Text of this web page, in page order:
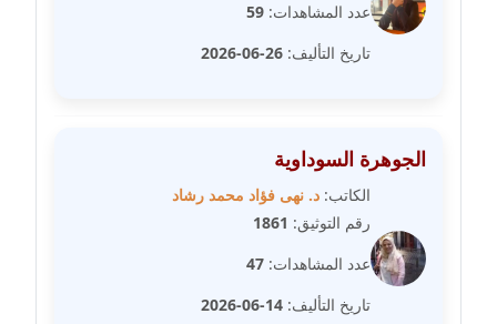
مدونة طه عبد الوهاب
عاملة
مدونة عبد الحميد ابراهيم
عاملة
مدونة عبد الرحمن محمد
عدد المشاهدات: 59
تاريخ التأليف: 26-06-2026
الجوهرة السوداوية
الكاتب: د. نهى فؤاد محمد رشاد
رقم التوثيق: 1861
عدد المشاهدات: 47
تاريخ التأليف: 14-06-2026